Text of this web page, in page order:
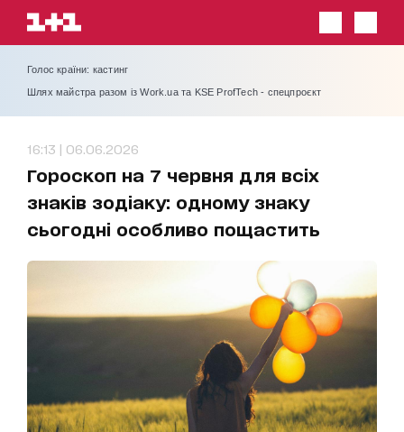
Голос країни: кастинг
Шлях майстра разом із Work.ua та KSE ProfTech - спецпроєкт
16:13 | 06.06.2026
Гороскоп на 7 червня для всіх
знаків зодіаку: одному знаку
сьогодні особливо пощастить